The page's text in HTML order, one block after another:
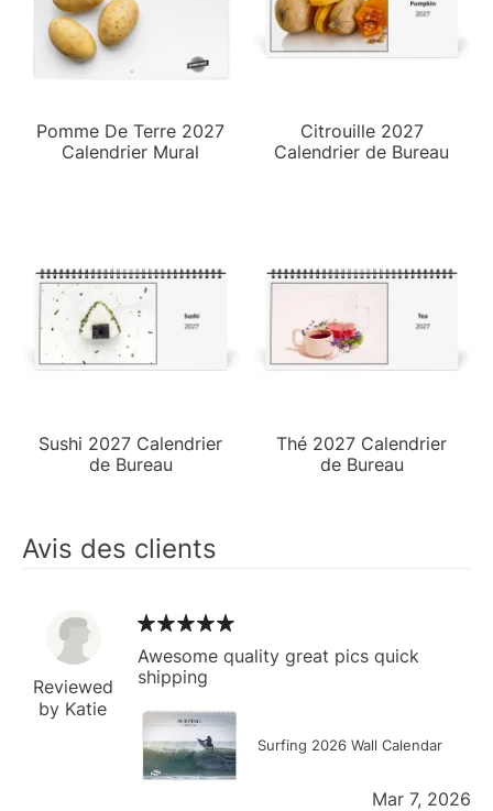
Pomme De Terre 2027
Calendrier Mural
Citrouille 2027
Calendrier de Bureau
Sushi 2027 Calendrier
de Bureau
Thé 2027 Calendrier
de Bureau
Avis des clients
Reviewed
by Katie
Awesome quality great pics quick
shipping
Surfing 2026 Wall Calendar
Mar 7, 2026